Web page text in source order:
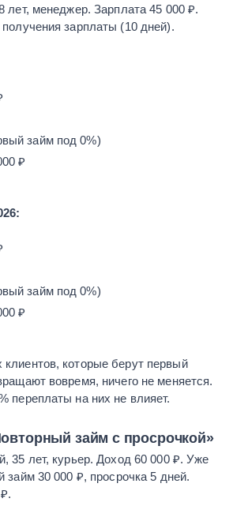
лет, менеджер. Зарплата 45 000 ₽.
зарплаты (10 дней).
займ под 0%)
₽
займ под 0%)
₽
клиентов, которые берут первый
вовремя, ничего не меняется.
переплаты на них не влияет.
займ с просрочкой»
35 лет, курьер. Доход 60 000 ₽. Уже
займ 30 000 ₽, просрочка 5 дней.